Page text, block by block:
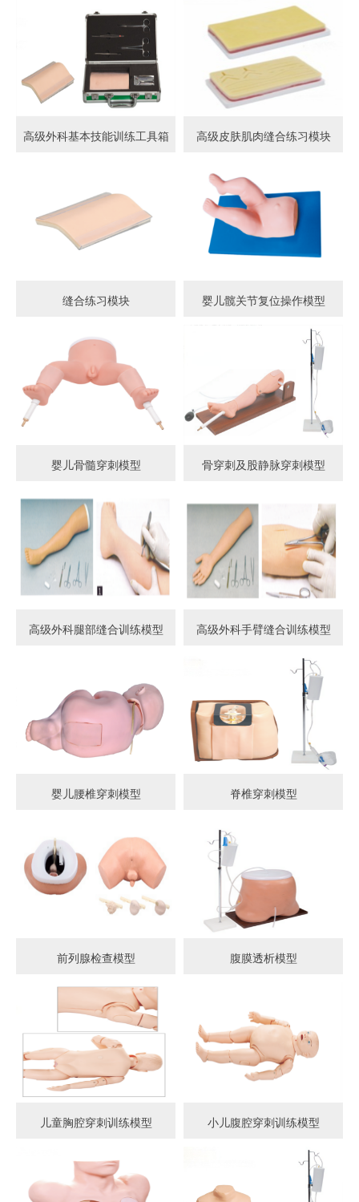
高级外科基本技能训练工具箱 高级皮肤肌肉缝合练习模块
缝合练习模块 婴儿髋关节复位操作模型
婴儿骨髓穿刺模型 骨穿刺及股静脉穿刺模型
高级外科腿部缝合训练模型 高级外科手臂缝合训练模型
婴儿腰椎穿刺模型 脊椎穿刺模型
前列腺检查模型 腹膜透析模型
儿童胸腔穿刺训练模型 小儿腹腔穿刺训练模型